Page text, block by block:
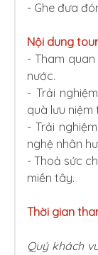
- Ghe đưa
Nội dung
- Tham
nước.
- Trải
quà lưu niệm
- Trải
nghệ nhân
- Thoả sức
miền tây.
Thời gian
Quý khách